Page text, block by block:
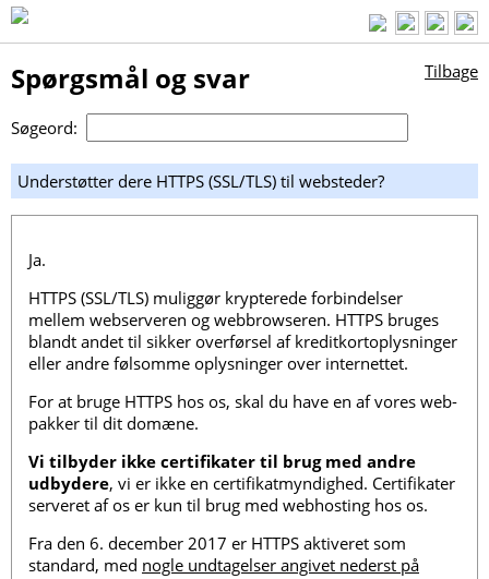
Spørgsmål og svar Tilbage
Søgeord:
Understøtter dere HTTPS (SSL/TLS) til websteder?
Ja.
HTTPS (SSL/TLS) muliggør krypterede forbindelser
mellem webserveren og webbrowseren. HTTPS bruges
blandt andet til sikker overførsel af kreditkortoplysninger
eller andre følsomme oplysninger over internettet.
For at bruge HTTPS hos os, skal du have en af ​​vores web-
pakker til dit domæne.
Vi tilbyder ikke certifikater til brug med andre
udbydere, vi er ikke en certifikatmyndighed. Certifikater
serveret af os er kun til brug med webhosting hos os.
Fra den 6. december 2017 er HTTPS aktiveret som
standard, med nogle undtagelser angivet nederst på